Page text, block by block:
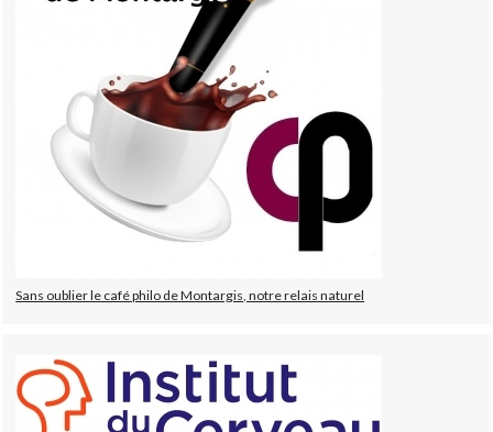
Sans oublier le café philo de Montargis, notre relais naturel